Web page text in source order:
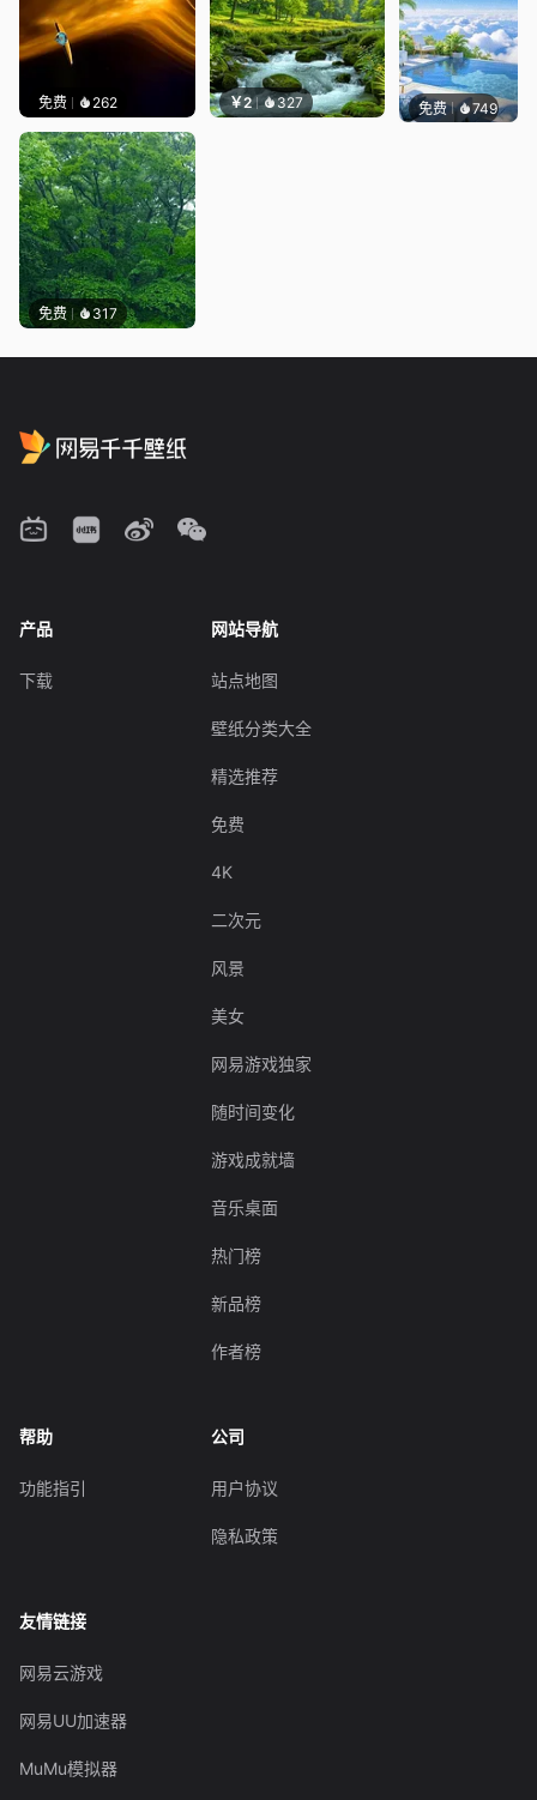
免费 262 ￥2 327
免费 317
免费 749豆子
产品
下载
网站导航
站点地图
壁纸分类大全
精选推荐
免费
4K
二次元
风景
美女
网易游戏独家
随时间变化
游戏成就墙
音乐桌面
热门榜
新品榜
作者榜
帮助
功能指引
公司
用户协议
隐私政策
友情链接
网易云游戏
网易UU加速器
MuMu模拟器